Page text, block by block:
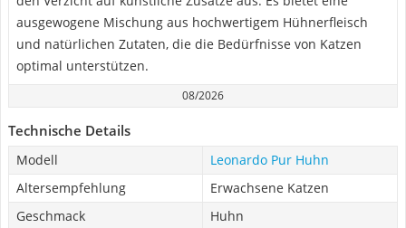
ausgewogene Mischung aus hochwertigem Hühnerfleisch
und natürlichen Zutaten, die die Bedürfnisse von Katzen
optimal unterstützen.
08/2026
Technische Details
Modell
Leonardo Pur Huhn
Altersempfehlung
Erwachsene Katzen
Geschmack
Huhn